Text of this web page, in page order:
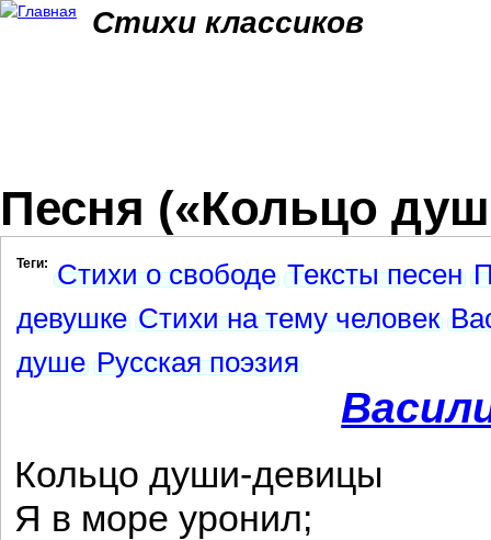
Стихи классиков
Песня («Кольцо
Теги: Стихи о свободе Тексты песен
девушке Стихи на тему человек
душе Русская поэзия
Кольцо души-девицы
Я в море уронил;